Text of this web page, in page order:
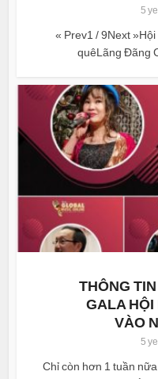
5
« Prev1 / 9Next
quêLãng Đãng
THÔNG
GALA HỘI
VÀO
5
Chỉ còn hơn 1 tuần